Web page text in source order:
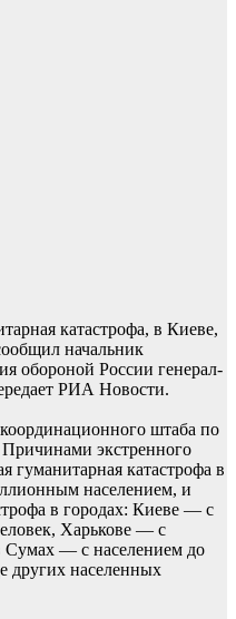
катастрофа, в Киеве,
начальник
обороной России генерал-
РИА Новости.
штаба по
экстренного
гуманитарная катастрофа в
населением, и
в городах: Киеве — с
Харькове — с
Сумах — с населением до
других населенных